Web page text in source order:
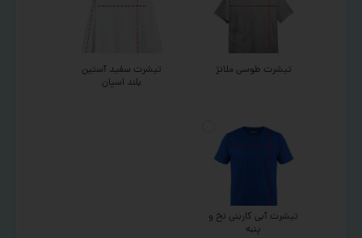
تیشرت طوسی ملانژ
تیشرت سفید آستین
بلند اسپان
تیشرت آبی کاربنی نخ و
پنبه